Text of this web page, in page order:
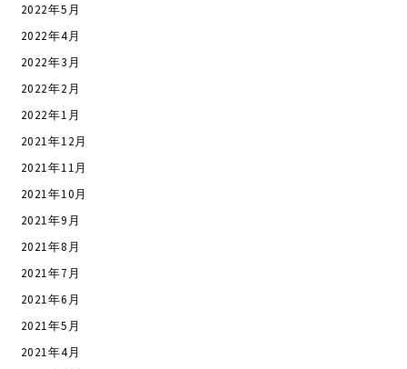
2022年5月
2022年4月
2022年3月
2022年2月
2022年1月
2021年12月
2021年11月
2021年10月
2021年9月
2021年8月
2021年7月
2021年6月
2021年5月
2021年4月